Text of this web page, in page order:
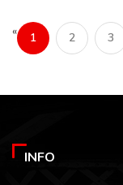
« 1 2 3
INFO